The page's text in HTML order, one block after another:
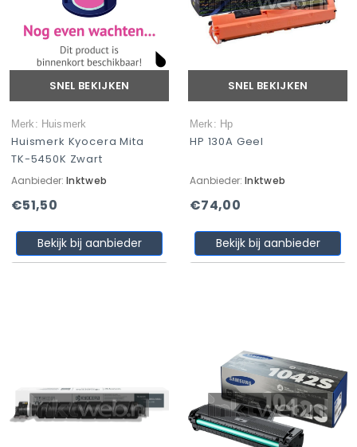
SNEL BEKIJKEN
Merk: Huismerk
Huismerk Kyocera Mita
TK-5450K Zwart
Aanbieder: Inktweb
€51,50
Bekijk bij aanbieder
SNEL BEKIJKEN
Merk: Hp
HP 130A Geel
Aanbieder: Inktweb
€74,00
Bekijk bij aanbieder